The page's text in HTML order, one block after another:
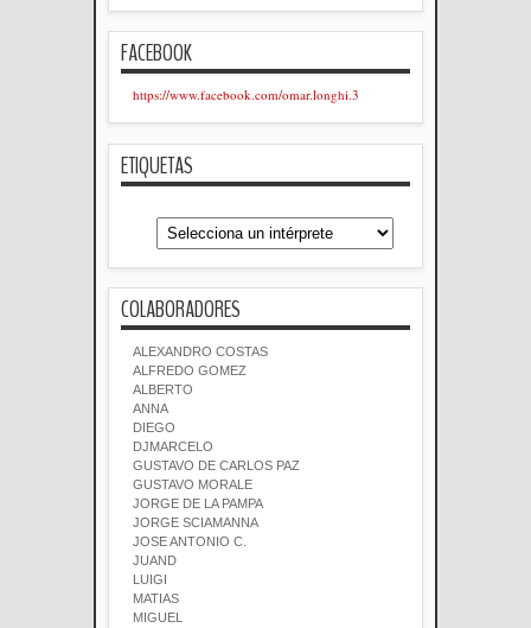
FACEBOOK
https://www.facebook.com/omar.longhi.3
ETIQUETAS
COLABORADORES
ALEXANDRO COSTAS
ALFREDO GOMEZ
ALBERTO
ANNA
DIEGO
DJMARCELO
GUSTAVO DE CARLOS PAZ
GUSTAVO MORALE
JORGE DE LA PAMPA
JORGE SCIAMANNA
JOSE ANTONIO C.
JUAND
LUIGI
MATIAS
MIGUEL